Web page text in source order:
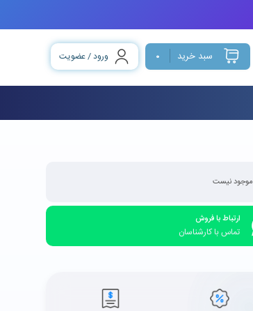
سبد خرید 0 ورود / عضویت
موجود نیست
ارتباط با فروش
تماس با کارشناسان